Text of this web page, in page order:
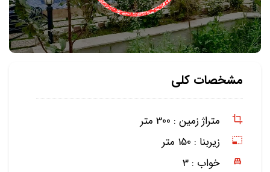
مشخصات کلی
متراژ زمین : 300 متر
زیربنا : 150 متر
خواب : 3